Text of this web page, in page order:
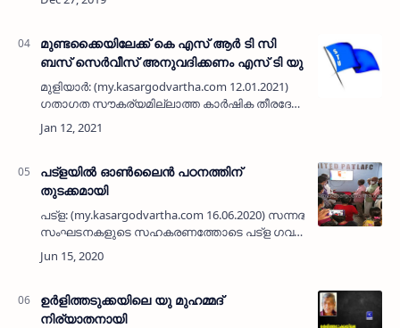
സംസ്ഥാന പ്രൊഫഷണല്‍ നാടക മത്സരത്…
മുണ്ടക്കൈയിലേക്ക് കെ എസ് ആര്‍ ടി സി
ബസ് സെര്‍വീസ് അനുവദിക്കണം എസ് ടി യു
മുളിയാര്‍: (my.kasargodvartha.com 12.01.2021)
ഗതാഗത സൗകര്യമില്ലാത്ത കാര്‍ഷിക തീരദേശ
മേഖലയായ മുണ്ടക്കൈയിലേക്ക് മൂലടുക്കം വഴി
കെ എസ് ആര്‍ ടി സി ബസ് സെര്‍വീസ്
പട്‌ളയില്‍ ഓണ്‍ലൈന്‍ പഠനത്തിന്
തുടക്കമായി
പട്‌ള: (my.kasargodvartha.com 16.06.2020) സന്നദ്ധ
സംഘടനകളുടെ സഹകരണത്തോടെ പട്‌ള ഗവ.
ഹയര്‍ സെക്കന്‍ഡറി സ്‌കൂള്‍
വിദ്യാര്‍ത്ഥികള്‍ക്കുള്ള ഓണ്‍ലൈന്‍ പഠനം
ഉര്‍ളിത്തടുക്കയിലെ യു മുഹമ്മദ്
നിര്യാതനായി